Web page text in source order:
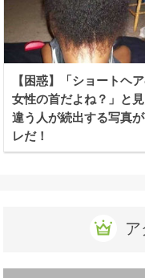
【困惑】「ショートヘ
女性の首だよね？」と見
違う人が続出する写真が
レだ！